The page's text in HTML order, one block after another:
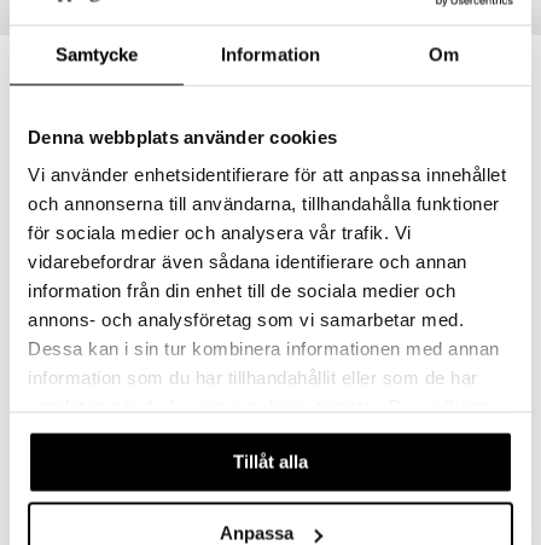
Samtycke Information Om
Denna webbplats använder cookies
Vi använder enhetsidentifierare för att anpassa innehållet
och annonserna till användarna, tillhandahålla funktioner
för sociala medier och analysera vår trafik. Vi
vidarebefordrar även sådana identifierare och annan
information från din enhet till de sociala medier och
annons- och analysföretag som vi samarbetar med.
Dessa kan i sin tur kombinera informationen med annan
information som du har tillhandahållit eller som de har
våra cookies vid fortsatt användande av vår webbplats.
Tillåt alla
Anpassa
Alima Skål
BYON
278
Shell Skål
BYON
279